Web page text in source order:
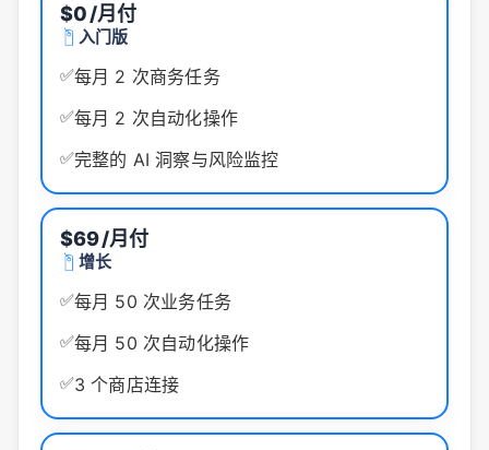
$0/月付
入门版
✅每月 2 次商务任务
✅每月 2 次自动化操作
✅完整的 AI 洞察与风险监控
$69/月付
增长
✅每月 50 次业务任务
✅每月 50 次自动化操作
✅3 个商店连接